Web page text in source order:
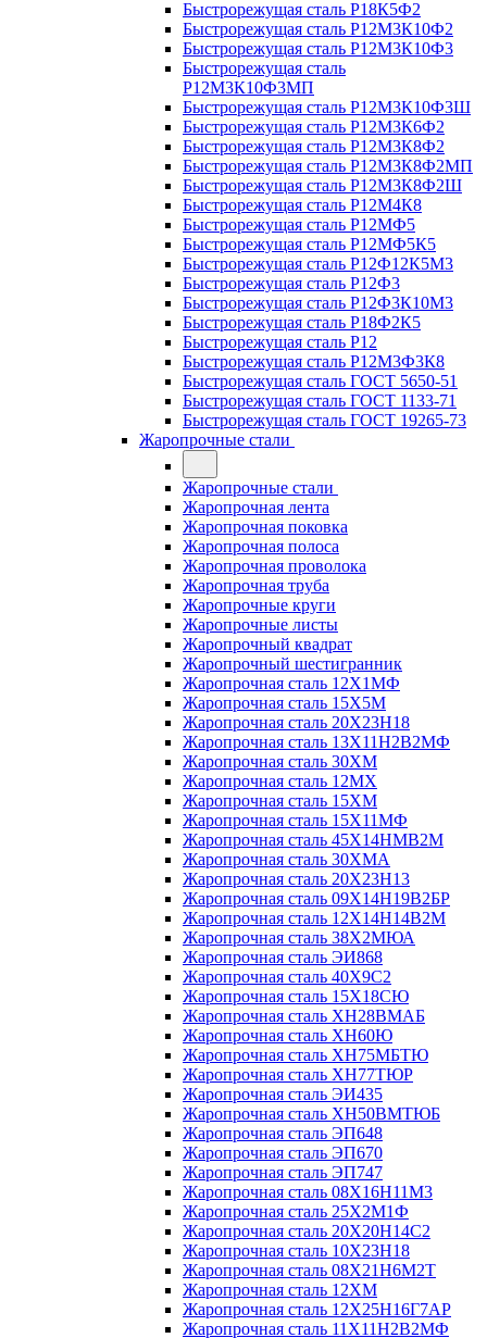
Быстрорежущая сталь Р18К5Ф2
Быстрорежущая сталь Р12М3К10Ф2
Быстрорежущая сталь Р12М3К10Ф3
Быстрорежущая сталь
Р12М3К10Ф3МП
Быстрорежущая сталь Р12М3К10Ф3Ш
Быстрорежущая сталь Р12М3К6Ф2
Быстрорежущая сталь Р12М3К8Ф2
Быстрорежущая сталь Р12М3К8Ф2МП
Быстрорежущая сталь Р12М3К8Ф2Ш
Быстрорежущая сталь Р12М4К8
Быстрорежущая сталь Р12МФ5
Быстрорежущая сталь Р12МФ5К5
Быстрорежущая сталь Р12Ф12К5М3
Быстрорежущая сталь Р12Ф3
Быстрорежущая сталь Р12Ф3К10М3
Быстрорежущая сталь Р18Ф2К5
Быстрорежущая сталь Р12
Быстрорежущая сталь Р12М3Ф3К8
Быстрорежущая сталь ГОСТ 5650-51
Быстрорежущая сталь ГОСТ 1133-71
Быстрорежущая сталь ГОСТ 19265-73
Жаропрочные стали
Жаропрочные стали
Жаропрочная лента
Жаропрочная поковка
Жаропрочная полоса
Жаропрочная проволока
Жаропрочная труба
Жаропрочные круги
Жаропрочные листы
Жаропрочный квадрат
Жаропрочный шестигранник
Жаропрочная сталь 12Х1МФ
Жаропрочная сталь 15Х5М
Жаропрочная сталь 20Х23Н18
Жаропрочная сталь 13Х11Н2В2МФ
Жаропрочная сталь 30ХМ
Жаропрочная сталь 12МХ
Жаропрочная сталь 15ХМ
Жаропрочная сталь 15Х11МФ
Жаропрочная сталь 45Х14НМВ2М
Жаропрочная сталь 30ХМА
Жаропрочная сталь 20Х23Н13
Жаропрочная сталь 09Х14Н19В2БР
Жаропрочная сталь 12Х14Н14В2М
Жаропрочная сталь 38Х2МЮА
Жаропрочная сталь ЭИ868
Жаропрочная сталь 40Х9С2
Жаропрочная сталь 15Х18СЮ
Жаропрочная сталь ХН28ВМАБ
Жаропрочная сталь ХН60Ю
Жаропрочная сталь ХН75МБТЮ
Жаропрочная сталь ХН77ТЮР
Жаропрочная сталь ЭИ435
Жаропрочная сталь ХН50ВМТЮБ
Жаропрочная сталь ЭП648
Жаропрочная сталь ЭП670
Жаропрочная сталь ЭП747
Жаропрочная сталь 08Х16Н11М3
Жаропрочная сталь 25Х2М1Ф
Жаропрочная сталь 20Х20Н14С2
Жаропрочная сталь 10Х23Н18
Жаропрочная сталь 08Х21Н6М2Т
Жаропрочная сталь 12ХМ
Жаропрочная сталь 12Х25Н16Г7АР
Жаропрочная сталь 11Х11Н2В2МФ